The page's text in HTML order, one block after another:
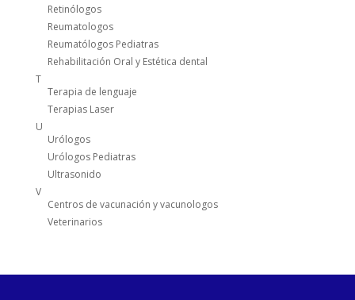
Retinólogos
Reumatologos
Reumatólogos Pediatras
Rehabilitación Oral y Estética dental
T
Terapia de lenguaje
Terapias Laser
U
Urólogos
Urólogos Pediatras
Ultrasonido
V
Centros de vacunación y vacunologos
Veterinarios